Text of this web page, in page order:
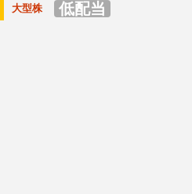
大型株 低配当